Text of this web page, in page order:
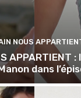
NOUS
APPARTIENT
dans